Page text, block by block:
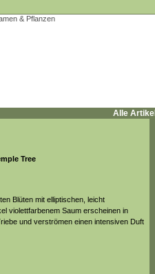
Alle Artikel
Tree
Blüten mit elliptischen, leicht
violettfarbenem Saum erscheinen in
und verströmen einen intensiven Duft